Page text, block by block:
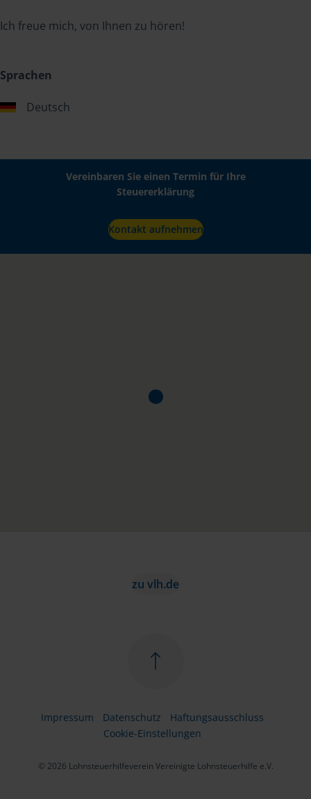
Ich freue mich, von Ihnen zu hören!
Sprachen
Deutsch
Vereinbaren Sie einen Termin für Ihre
Steuererklärung
Kontakt aufnehmen
zu vlh.de
Impressum Datenschutz
Haftungsausschluss
Cookie-Einstellungen
© 2026 Lohnsteuerhilfeverein Vereinigte Lohnsteuerhilfe e.V.